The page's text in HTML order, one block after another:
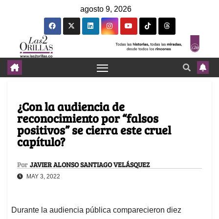
agosto 9, 2026
¿Con la audiencia de
reconocimiento por “falsos
positivos” se cierra este cruel
capítulo?
Por JAVIER ALONSO SANTIAGO VELÁSQUEZ
MAY 3, 2022
Durante la audiencia pública comparecieron diez